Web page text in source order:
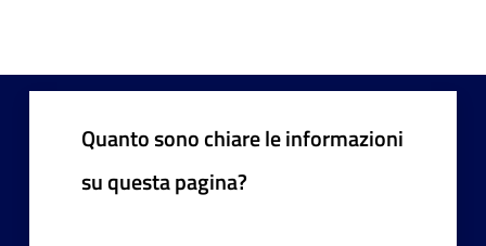
Quanto sono chiare le informazioni
su questa pagina?